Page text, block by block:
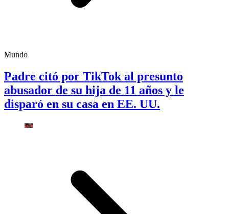
Mundo
Padre citó por TikTok al presunto
abusador de su hija de 11 años y le
disparó en su casa en EE. UU.